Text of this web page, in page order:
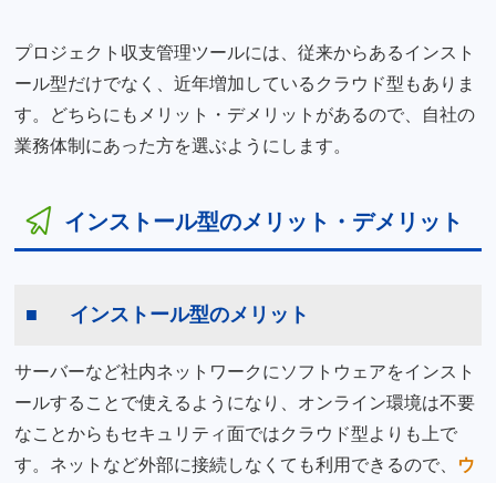
プロジェクト収支管理ツールには、従来からあるインスト
ール型だけでなく、近年増加しているクラウド型もありま
す。どちらにもメリット・デメリットがあるので、自社の
業務体制にあった方を選ぶようにします。
インストール型のメリット・デメリット
インストール型のメリット
サーバーなど社内ネットワークにソフトウェアをインスト
ールすることで使えるようになり、オンライン環境は不要
なことからもセキュリティ面ではクラウド型よりも上で
す。ネットなど外部に接続しなくても利用できるので、 ウ